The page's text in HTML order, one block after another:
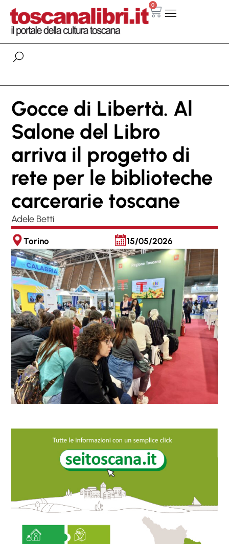
0
Gocce di Libertà. Al
Salone del Libro
arriva il progetto di
rete per le biblioteche
carcerarie toscane
Adele Betti
Torino 15/05/2026